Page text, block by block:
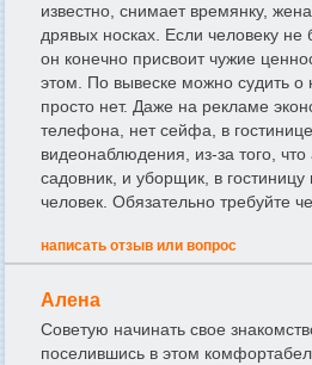
известно, снимает времянку,
дрявых носках. Если человеку не
он конечно присвоит чужие
этом. По вывеске можно судить о
просто нет. Даже на рекламе
телефона, нет сейфа, в
видеонаблюдения, из-за того,
садовник, и уборщик, в
человек. Обязательно требуйте
написать отзыв или вопрос
Алена
Советую начинать свое
поселившись в этом